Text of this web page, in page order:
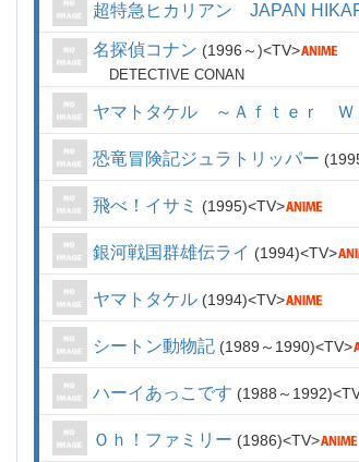
超特急ヒカリアン JAPAN
名探偵コナン 1996～ TV
DETECTIVE CONAN
ヤマトタケル ～Ａｆｔｅｒ Ｗ
恐竜冒険記ジュラトリッパー
飛べ！イサミ 1995 TV
銀河戦国群雄伝ライ 1994 TV
ヤマトタケル 1994 TV
シートン動物記 1989～1990 TV
ハーイあっこです 1988～1992
Ｏｈ！ファミリー 1986 TV